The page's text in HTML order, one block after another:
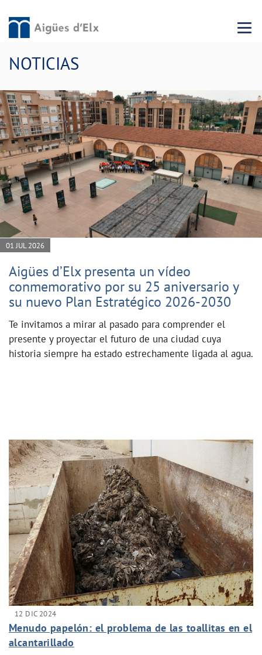
Menu
NOTICIAS
01 JUL 2026
Aigües d’Elx presenta un vídeo
conmemorativo por su 25 aniversario y
su nuevo Plan Estratégico 2026-2030
Te invitamos a mirar al pasado para comprender el
presente y proyectar el futuro de una ciudad cuya
historia siempre ha estado estrechamente ligada al agua.
12 DIC 2024
Menudo papelón: el problema de las toallitas en el
alcantarillado